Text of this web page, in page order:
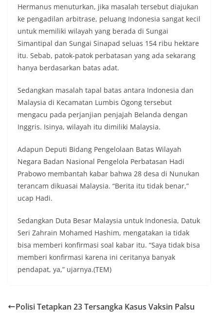
Hermanus menuturkan, jika masalah tersebut diajukan
ke pengadilan arbitrase, peluang Indonesia sangat kecil
untuk memiliki wilayah yang berada di Sungai
Simantipal dan Sungai Sinapad seluas 154 ribu hektare
itu. Sebab, patok-patok perbatasan yang ada sekarang
hanya berdasarkan batas adat.
Sedangkan masalah tapal batas antara Indonesia dan
Malaysia di Kecamatan Lumbis Ogong tersebut
mengacu pada perjanjian penjajah Belanda dengan
Inggris. Isinya, wilayah itu dimiliki Malaysia.
Adapun Deputi Bidang Pengelolaan Batas Wilayah
Negara Badan Nasional Pengelola Perbatasan Hadi
Prabowo membantah kabar bahwa 28 desa di Nunukan
terancam dikuasai Malaysia. “Berita itu tidak benar,”
ucap Hadi.
Sedangkan Duta Besar Malaysia untuk Indonesia, Datuk
Seri Zahrain Mohamed Hashim, mengatakan ia tidak
bisa memberi konfirmasi soal kabar itu. “Saya tidak bisa
memberi konfirmasi karena ini ceritanya banyak
pendapat, ya,” ujarnya.(TEM)
Polisi Tetapkan 23 Tersangka Kasus Vaksin Palsu